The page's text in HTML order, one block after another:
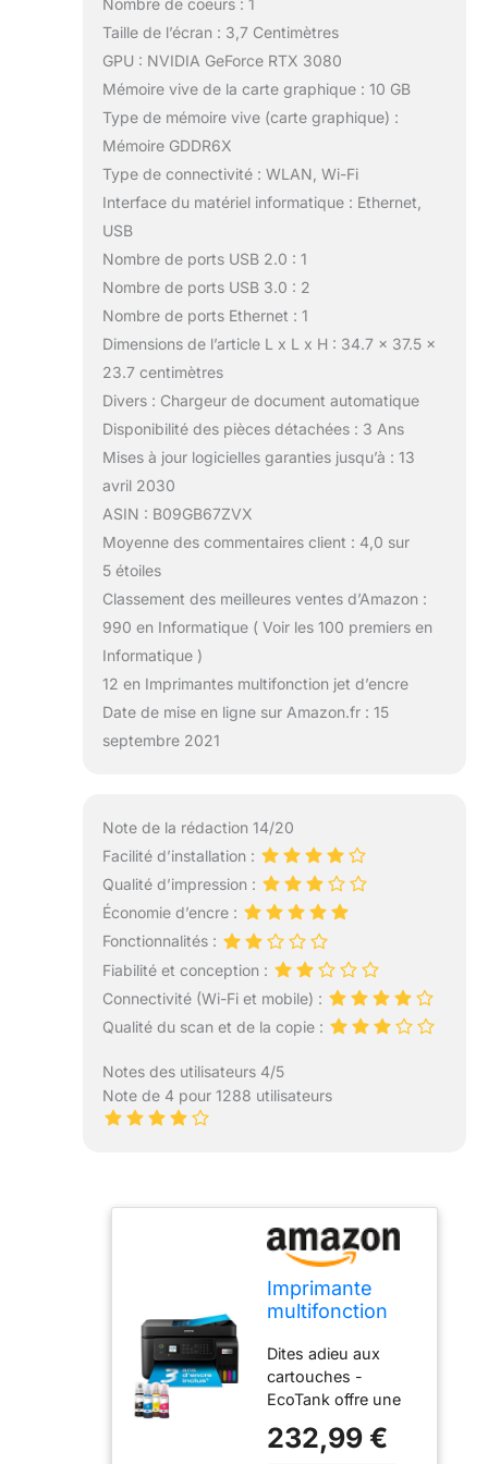
Nombre de coeurs : 1
Taille de l’écran : 3,7 Centimètres
GPU : NVIDIA GeForce RTX 3080
Mémoire vive de la carte graphique : 10 GB
Type de mémoire vive (carte graphique) :
Mémoire GDDR6X
Type de connectivité : WLAN, Wi-Fi
Interface du matériel informatique : Ethernet,
USB
Nombre de ports USB 2.0 : 1
Nombre de ports USB 3.0 : 2
Nombre de ports Ethernet : 1
Dimensions de l’article L x L x H : 34.7 x 37.5 x
23.7 centimètres
Divers : Chargeur de document automatique
Disponibilité des pièces détachées : 3 Ans
Mises à jour logicielles garanties jusqu’à : 13
avril 2030
ASIN : B09GB67ZVX
Moyenne des commentaires client : 4,0 sur
5 étoiles
Classement des meilleures ventes d’Amazon :
990 en Informatique ( Voir les 100 premiers en
Informatique )
12 en Imprimantes multifonction jet d’encre
Date de mise en ligne sur Amazon.fr : 15
septembre 2021
Note de la rédaction 14/20
Facilité d’installation :
Qualité d’impression :
Économie d’encre :
Fonctionnalités :
Fiabilité et conception :
Connectivité (Wi-Fi et mobile) :
Qualité du scan et de la copie :
Notes des utilisateurs 4/5
Note de 4 pour 1288 utilisateurs
Imprimante
multifonction
EcoTank ET-
4800 équipée
de réservoirs
d’encre, avec
jusqu’à 3 ans
Dites adieu aux
cartouches -
EcoTank offre une
aux particuliers et
232,99 €